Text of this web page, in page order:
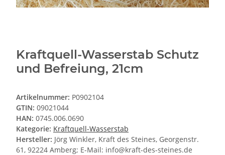
Kraftquell-Wasserstab Schutz
und Befreiung, 21cm
Artikelnummer: P0902104
GTIN: 09021044
HAN: 0745.006.0690
Kategorie: Kraftquell-Wasserstab
Hersteller: Jörg Winkler, Kraft des Steines, Georgenstr.
61, 92224 Amberg; E-Mail: info@kraft-des-steines.de